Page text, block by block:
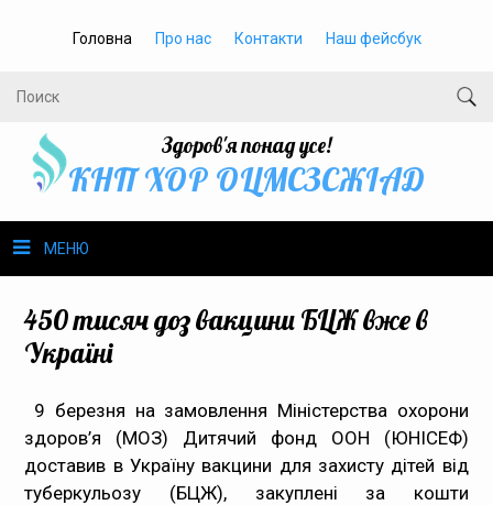
Головна Про нас Контакти Наш фейсбук
Здоров'я понад усе!
КНП ХОР ОЦМСЗСЖIАД
МЕНЮ
Громадське здоров’я
Безбар’єрність
Громадянам
450 тисяч доз вакцини БЦЖ вже в
Україні
9 березня на замовлення Міністерства охорони
здоров’я (МОЗ) Дитячий фонд ООН (ЮНІСЕФ)
доставив в Україну вакцини для захисту дітей від
туберкульозу (БЦЖ), закуплені за кошти